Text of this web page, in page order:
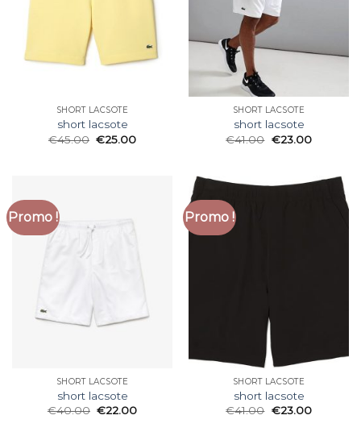
SHORT LACSOTE
short lacsote
€45.00 €25.00
SHORT LACSOTE
short lacsote
€41.00 €23.00
Promo !
SHORT LACSOTE
short lacsote
€40.00 €22.00
Promo !
SHORT LACSOTE
short lacsote
€41.00 €23.00